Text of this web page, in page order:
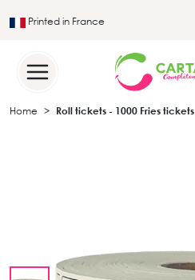
Printed in France
Home Roll tickets - 1000 Fries tickets